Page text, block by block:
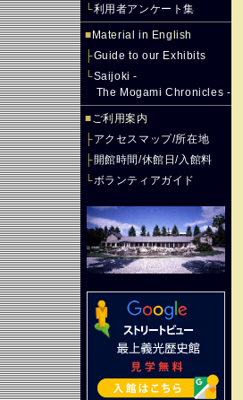
└利用者アンケート集
■ Material in English
├Guide to our Exhibits
└Saijoki -
The Mogami Chronicles -
■ご利用案内
├アクセスマップ/所在地
├開館時間/休館日/入館料
└ボランティアガイド